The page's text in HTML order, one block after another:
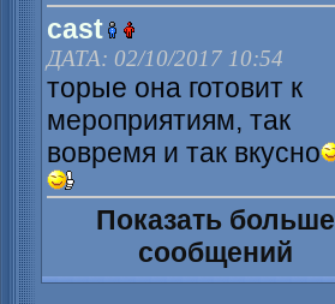
cast
ДАТА: 02/10/2017 10:54
торые она готовит к
мероприятиям, так
вовремя и так вкусно
Показать больше
сообщений